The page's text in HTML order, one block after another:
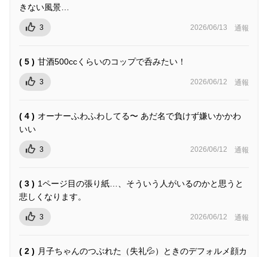
きない風景…
3 2026/06/13 通報
( 5 ) 甘酒500ccくらいのコップで呑みたい！
3 2026/06/12 通報
( 4 ) オーナーふわふわしてる〜 あだ名で負けず嫌いかかわ
いい
3 2026/06/12 通報
( 3 ) 1ページ目の張り紙…、そういう人がいるのかと思うと
悲しくなります。
3 2026/06/12 通報
( 2 ) 月子ちゃんのつぶれた（失礼💦）ときのデフォルメ顔カ